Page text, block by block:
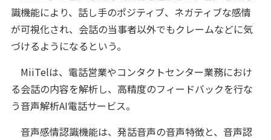
識機能により、話し手のポジティブ、ネガティブな感情
が可視化され、会話の当事者以外でもクレームなどに気
づけるようになるという。
MiiTelは、電話営業やコンタクトセンター業務におけ
る会話の内容を解析し、高精度のフィードバックを行な
う音声解析AI電話サービス。
音声感情認識機能は、発話音声の音声特徴と、音声認